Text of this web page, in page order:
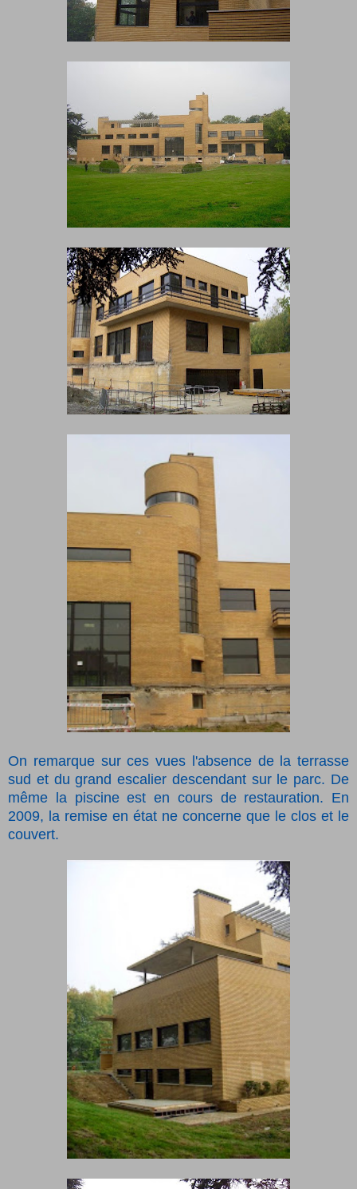
On remarque sur ces vues l'absence de la terrasse
sud et du grand escalier descendant sur le parc. De
même la piscine est en cours de restauration. En
2009, la remise en état ne concerne que le clos et le
couvert.